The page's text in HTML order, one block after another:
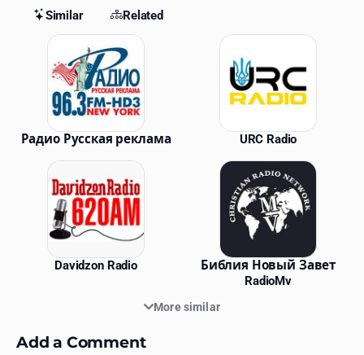
RadioSpinner
United States
Similar Related
Similar Stations
Радио Русская реклама URC Radio
Davidzon Radio
Библия Новый Завет
RadioMv
More similar
Add a Comment